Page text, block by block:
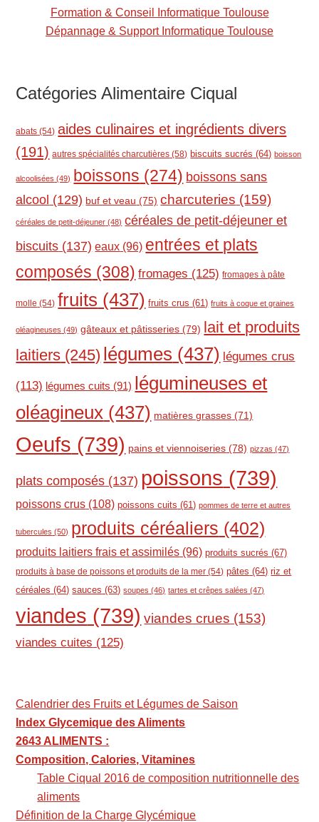
Formation & Conseil Informatique Toulouse
Dépannage & Support Informatique Toulouse
Catégories Alimentaire Ciqual
abats (54) aides culinaires et ingrédients divers
(191) autres spécialités charcutières (58) biscuits sucrés (64) boisson
alcoolisées (49) boissons (274) boissons sans
alcool (129) buf et veau (75) charcuteries (159)
céréales de petit-déjeuner (48) céréales de petit-déjeuner et
biscuits (137) eaux (96) entrées et plats
composés (308) fromages (125) fromages à pâte
molle (54) fruits (437) fruits crus (61) fruits à coque et graines
oléagineuses (49) gâteaux et pâtisseries (79) lait et produits
laitiers (245) légumes (437) légumes crus
(113) légumes cuits (91)
légumineuses et
oléagineux (437) matières grasses (71)
Oeufs (739) pains et viennoiseries (78) pizzas (47)
plats composés (137) poissons (739)
poissons crus (108) poissons cuits (61) pommes de terre et autres
tubercules (50) produits céréaliers (402)
produits laitiers frais et assimilés (96) produits sucrés (67)
produits à base de poissons et produits de la mer (54) pâtes (64) riz et
céréales (64) sauces (63) soupes (46) tartes et crêpes salées (47)
viandes (739) viandes crues (153)
viandes cuites (125)
Calendrier des Fruits et Légumes de Saison
Index Glycemique des Aliments
2643 ALIMENTS :
Composition, Calories, Vitamines
Table Ciqual 2016 de composition nutritionnelle des
aliments
Définition de la Charge Glycémique